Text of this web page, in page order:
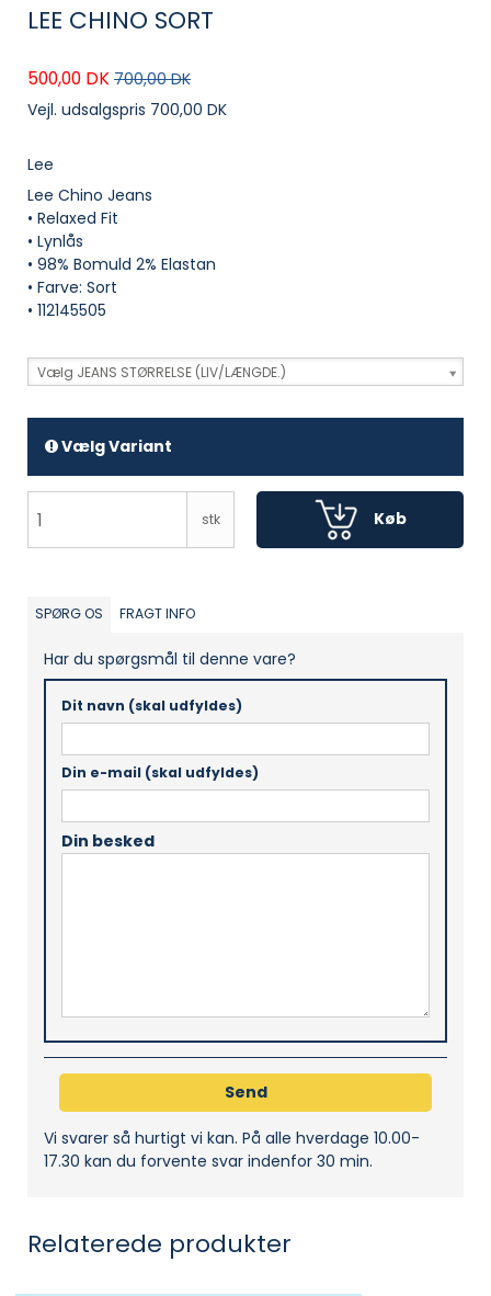
LEE CHINO SORT
500,00 DK 700,00 DK
Vejl. udsalgspris 700,00 DK
Lee
Lee Chino Jeans
• Relaxed Fit
• Lynlås
• 98% Bomuld 2% Elastan
• Farve: Sort
• 112145505
Vælg JEANS STØRRELSE (LIV/LÆNGDE.)
Vælg Variant
stk Køb
SPØRG OS FRAGT INFO
Har du spørgsmål til denne vare?
Dit navn (skal udfyldes)
Din e-mail (skal udfyldes)
Din besked
Vi svarer så hurtigt vi kan. På alle hverdage 10.00-
17.30 kan du forvente svar indenfor 30 min.
Relaterede produkter